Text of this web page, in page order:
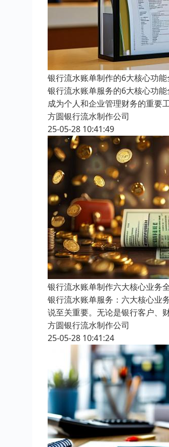
银行流水账单制作的6大核心功
银行流水账单服务的6大核心功
成为个人和企业管理财务的重要
方圆银行流水制作公司
25-05-28 10:41:49
银行流水账单制作六大核心业务
银行流水账单服务：六大核心业
说至关重要。无论是银行客户、
方圆银行流水制作公司
25-05-28 10:41:24